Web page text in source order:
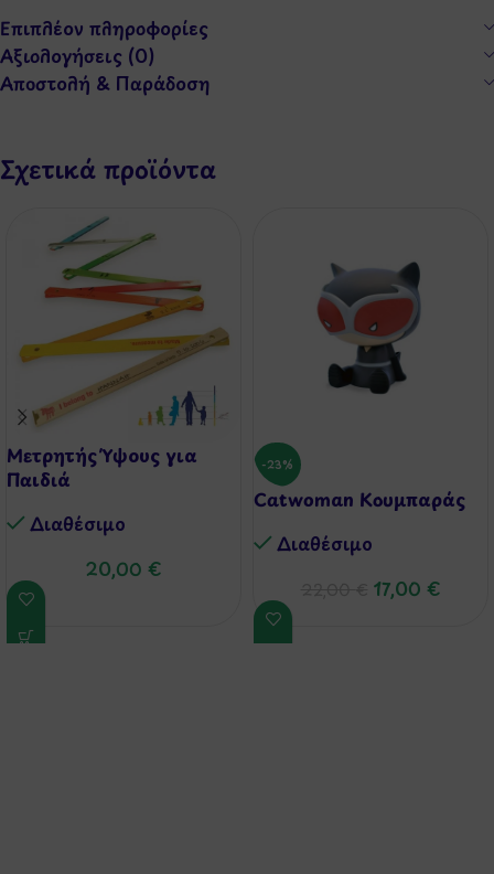
Επιπλέον πληροφορίες
Αξιολογήσεις (0)
Αποστολή & Παράδοση
Σχετικά προϊόντα
Μετρητής Ύψους για
Παιδιά
Διαθέσιμo
20,00 €
-23%
Catwoman Κουμπαράς
Διαθέσιμo
17,00 €